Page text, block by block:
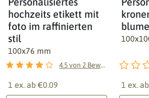
hochzeits etikett mit
foto im raffinierten
stil
100x76 mm
4.5von 2 Bewertungen
1 ex. ab €0.09 1 ex. ab